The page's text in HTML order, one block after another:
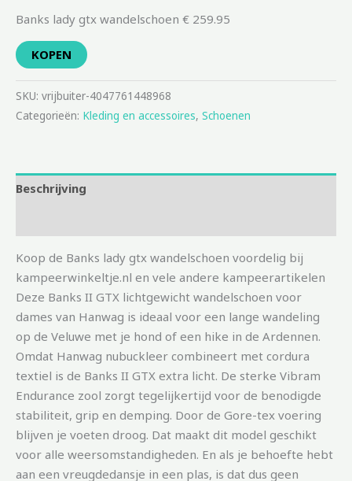
Banks lady gtx wandelschoen € 259.95
KOPEN
SKU: vrijbuiter-4047761448968
Categorieën: Kleding en accessoires, Schoenen
Beschrijving
Koop de Banks lady gtx wandelschoen voordelig bij
kampeerwinkeltje.nl en vele andere kampeerartikelen
Deze Banks II GTX lichtgewicht wandelschoen voor
dames van Hanwag is ideaal voor een lange wandeling
op de Veluwe met je hond of een hike in de Ardennen.
Omdat Hanwag nubuckleer combineert met cordura
textiel is de Banks II GTX extra licht. De sterke Vibram
Endurance zool zorgt tegelijkertijd voor de benodigde
stabiliteit, grip en demping. Door de Gore-tex voering
blijven je voeten droog. Dat maakt dit model geschikt
voor alle weersomstandigheden. En als je behoefte hebt
aan een vreugdedansje in een plas, is dat dus geen